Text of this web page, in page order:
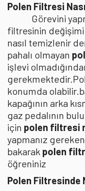
Polen Filtresi
Görevini
filtresinin
nasıl temizlenir
pahalı olmayan
işlevi
konumda
kapağının arka
gaz pedalının
için polen filtresi
yapmanız
bakarak polen
öğreniniz
Polen